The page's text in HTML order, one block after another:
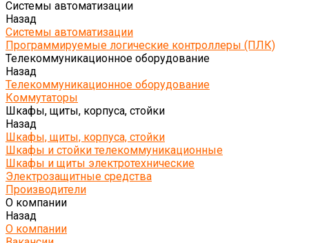
Системы автоматизации
Назад
Системы автоматизации
Программируемые логические контроллеры (ПЛК)
Телекоммуникационное оборудование
Назад
Телекоммуникационное оборудование
Коммутаторы
Шкафы, щиты, корпуса, стойки
Назад
Шкафы, щиты, корпуса, стойки
Шкафы и стойки телекоммуникационные
Шкафы и щиты электротехнические
Электрозащитные средства
Производители
О компании
Назад
О компании